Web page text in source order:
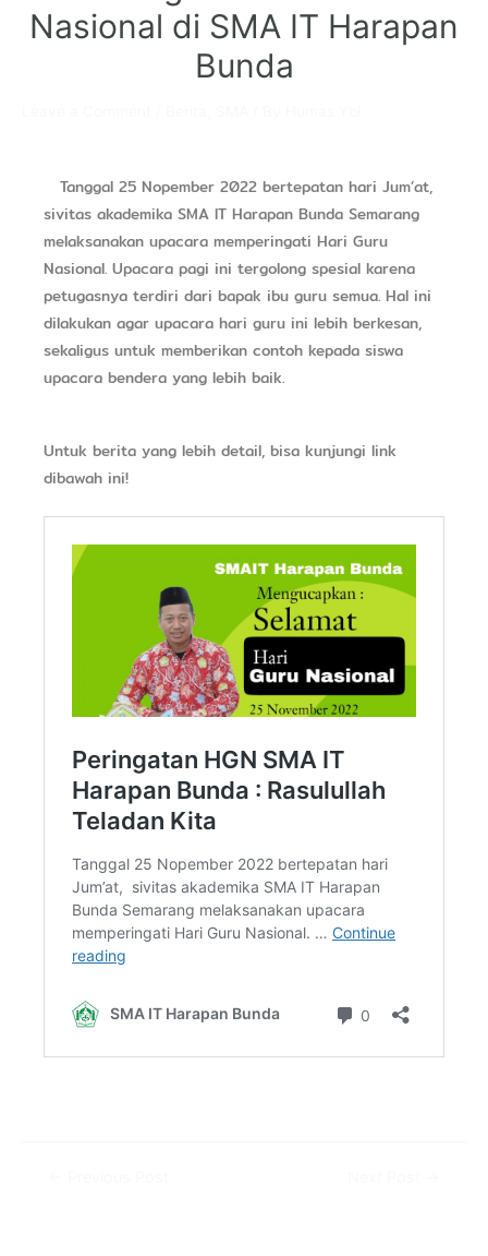
Nasional di SMA IT Harapan
Bunda
Tanggal 25 Nopember 2022 bertepatan hari Jum’at,
sivitas akademika SMA IT Harapan Bunda Semarang
melaksanakan upacara memperingati Hari Guru
Nasional. Upacara pagi ini tergolong spesial karena
petugasnya terdiri dari bapak ibu guru semua. Hal ini
dilakukan agar upacara hari guru ini lebih berkesan,
sekaligus untuk memberikan contoh kepada siswa
upacara bendera yang lebih baik.
Untuk berita yang lebih detail, bisa kunjungi link
dibawah ini!